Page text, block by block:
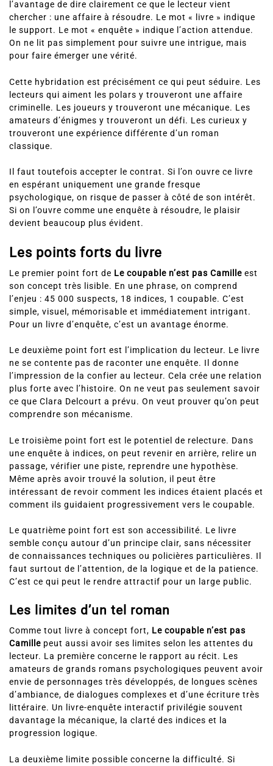
l’avantage de dire clairement ce que le lecteur vient
chercher : une affaire à résoudre. Le mot « livre » indique
le support. Le mot « enquête » indique l’action attendue.
On ne lit pas simplement pour suivre une intrigue, mais
pour faire émerger une vérité.
Cette hybridation est précisément ce qui peut séduire. Les
lecteurs qui aiment les polars y trouveront une affaire
criminelle. Les joueurs y trouveront une mécanique. Les
amateurs d’énigmes y trouveront un défi. Les curieux y
trouveront une expérience différente d’un roman
classique.
Il faut toutefois accepter le contrat. Si l’on ouvre ce livre
en espérant uniquement une grande fresque
psychologique, on risque de passer à côté de son intérêt.
Si on l’ouvre comme une enquête à résoudre, le plaisir
devient beaucoup plus évident.
Les points forts du livre
Le premier point fort de Le coupable n’est pas Camille est
son concept très lisible. En une phrase, on comprend
l’enjeu : 45 000 suspects, 18 indices, 1 coupable. C’est
simple, visuel, mémorisable et immédiatement intrigant.
Pour un livre d’enquête, c’est un avantage énorme.
Le deuxième point fort est l’implication du lecteur. Le livre
ne se contente pas de raconter une enquête. Il donne
l’impression de la confier au lecteur. Cela crée une relation
plus forte avec l’histoire. On ne veut pas seulement savoir
ce que Clara Delcourt a prévu. On veut prouver qu’on peut
comprendre son mécanisme.
Le troisième point fort est le potentiel de relecture. Dans
une enquête à indices, on peut revenir en arrière, relire un
passage, vérifier une piste, reprendre une hypothèse.
Même après avoir trouvé la solution, il peut être
intéressant de revoir comment les indices étaient placés et
comment ils guidaient progressivement vers le coupable.
Le quatrième point fort est son accessibilité. Le livre
semble conçu autour d’un principe clair, sans nécessiter
de connaissances techniques ou policières particulières. Il
faut surtout de l’attention, de la logique et de la patience.
C’est ce qui peut le rendre attractif pour un large public.
Les limites d’un tel roman
Comme tout livre à concept fort, Le coupable n’est pas
Camille peut aussi avoir ses limites selon les attentes du
lecteur. La première concerne le rapport au récit. Les
amateurs de grands romans psychologiques peuvent avoir
envie de personnages très développés, de longues scènes
d’ambiance, de dialogues complexes et d’une écriture très
littéraire. Un livre-enquête interactif privilégie souvent
davantage la mécanique, la clarté des indices et la
progression logique.
La deuxième limite possible concerne la difficulté. Si